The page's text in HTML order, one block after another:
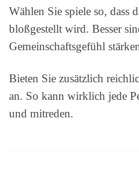
Wählen Sie spiele so, dass
bloßgestellt wird. Besser
Gemeinschaftsgefühl
Bieten Sie zusätzlich
an. So kann wirklich jede
und mitreden.